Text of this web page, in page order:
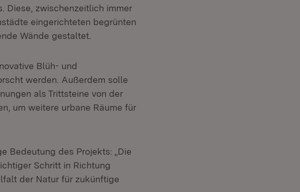
Diese, zwischenzeitlich immer
eingerichteten begrünten
Wände gestaltet.
Blüh- und
werden. Außerdem solle
als Trittsteine von der
um weitere urbane Räume für
Bedeutung des Projekts: „Die
Schritt in Richtung
der Natur für zukünftige